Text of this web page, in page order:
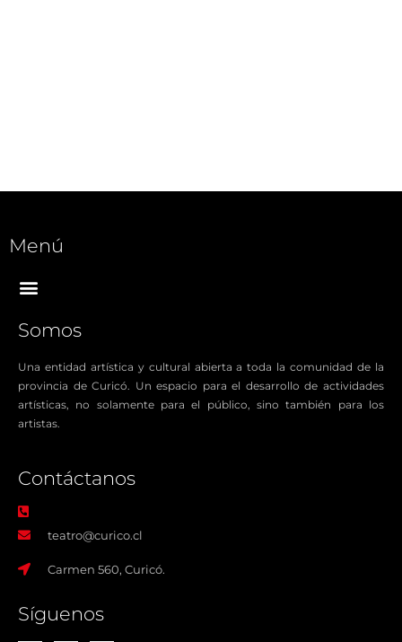
Menú
Somos
Una entidad artística y cultural abierta a toda la comunidad de la
provincia de Curicó. Un espacio para el desarrollo de actividades
artísticas, no solamente para el público, sino también para los
artistas.
Contáctanos​
teatro@curico.cl
Carmen 560, Curicó.
Síguenos